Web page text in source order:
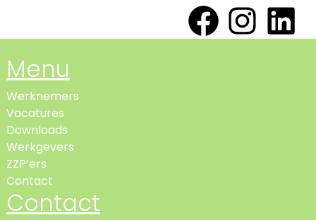
Contact
Menu
Werknemers
Vacatures
Downloads
Werkgevers
ZZP’ers
Contact